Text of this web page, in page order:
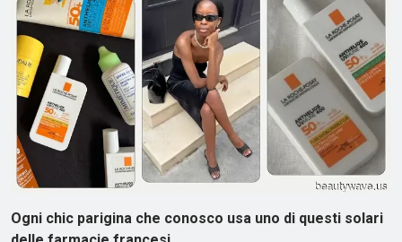
Ogni chic parigina che conosco usa uno di questi solari